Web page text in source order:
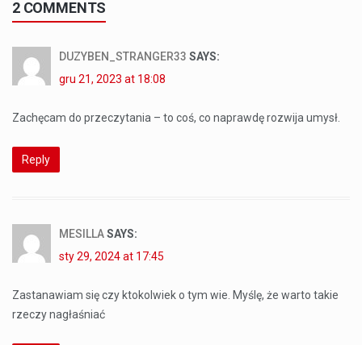
2 COMMENTS
DUZYBEN_STRANGER33 SAYS:
gru 21, 2023 at 18:08
Zachęcam do przeczytania – to coś, co naprawdę rozwija umysł.
Reply
MESILLASAYS:
sty 29, 2024 at 17:45
Zastanawiam się czy ktokolwiek o tym wie. Myślę, że warto takie
rzeczy nagłaśniać